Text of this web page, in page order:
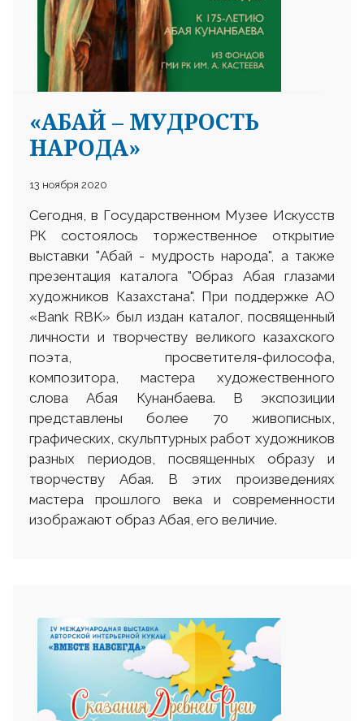
«АБАЙ – МУДРОСТЬ
НАРОДА»
13 ноября 2020
Сегодня, в Государственном Музее Искусств
РК состоялось торжественное открытие
выставки "Абай - мудрость народа", а также
презентация каталога "Образ Абая глазами
художников Казахстана". При поддержке АО
«Bank RBK» был издан каталог, посвященный
личности и творчеству великого казахского
поэта, просветителя-философа,
композитора, мастера художественного
слова Абая Кунанбаева. В экспозиции
представлены более 70 живописных,
графических, скульптурных работ художников
разных периодов, посвященных образу и
творчеству Абая. В этих произведениях
мастера прошлого века и современности
изображают образ Абая, его величие.